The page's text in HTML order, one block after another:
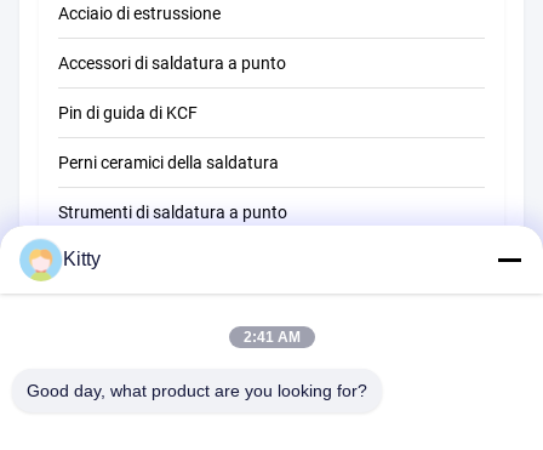
Acciaio di estrussione
Accessori di saldatura a punto
Pin di guida di KCF
Perni ceramici della saldatura
Strumenti di saldatura a punto
Macchina della saldatura a punti di resistenza
Kitty
2:41 AM
Good day, what product are you looking for?